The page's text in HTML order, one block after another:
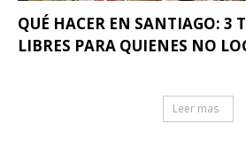
QUÉ HACER EN SANTIAGO: 3
LIBRES PARA QUIENES NO
Leer mas